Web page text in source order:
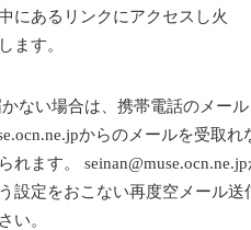
にあるリンクにアクセスし火
します。
ない場合は、携帯電話のメール
からのメールを受取れ
れます。
設定をおこない再度空メール送
い。